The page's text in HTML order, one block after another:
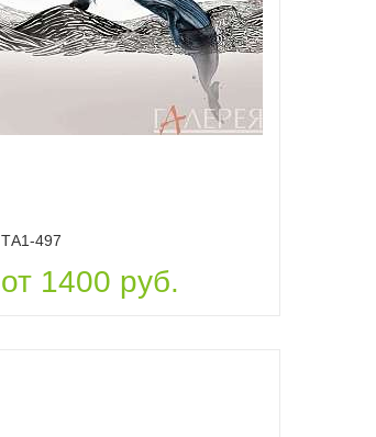
ТА1-497
от 1400 руб.